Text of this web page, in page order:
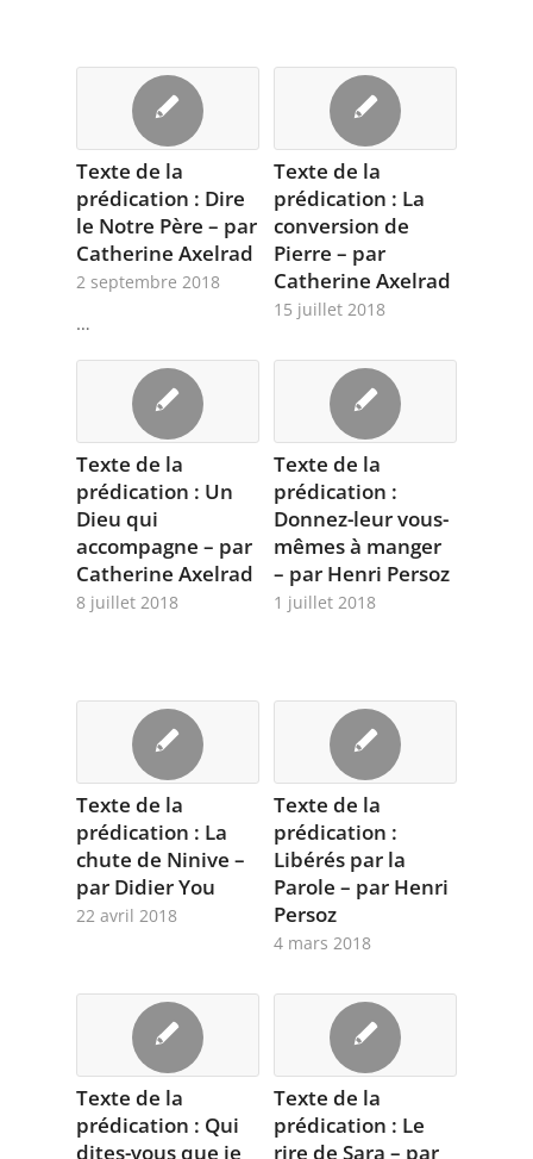
Texte de la
prédication : Dire
le Notre Père – par
Catherine Axelrad
2 septembre 2018
…
Texte de la
prédication : La
conversion de
Pierre – par
Catherine Axelrad
15 juillet 2018
Texte de la
prédication : Un
Dieu qui
accompagne – par
Catherine Axelrad
8 juillet 2018
Texte de la
prédication :
Donnez-leur vous-
mêmes à manger
– par Henri Persoz
1 juillet 2018
Texte de la
prédication : La
chute de Ninive –
par Didier You
22 avril 2018
Texte de la
prédication :
Libérés par la
Parole – par Henri
Persoz
4 mars 2018
Texte de la
prédication : Qui
dites-vous que je
Texte de la
prédication : Le
rire de Sara – par